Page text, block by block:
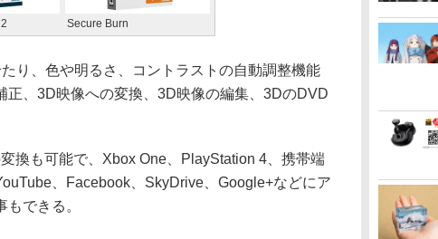
Secure Burn
り、色や明るさ、コントラストの自動調整機能
正、3D映像への変換、3D映像の編集、3DのDVD
も可能で、Xbox One、PlayStation 4、携帯端
、Facebook、SkyDrive、Google+などにア
できる。